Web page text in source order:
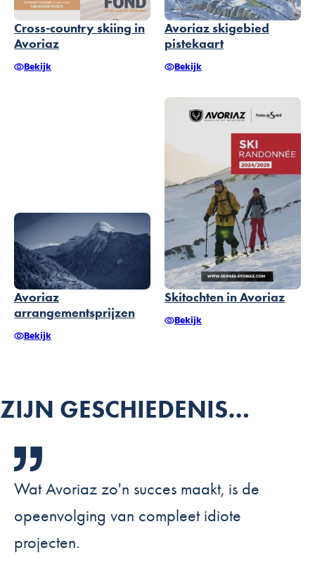
Cross-country skiing in
Avoriaz
Bekijk
Avoriaz skigebied
pistekaart
Bekijk
Avoriaz
arrangementsprijzen
Bekijk
Skitochten in Avoriaz
Bekijk
ZIJN GESCHIEDENIS…
Wat Avoriaz zo'n succes maakt, is de
opeenvolging van compleet idiote
projecten.